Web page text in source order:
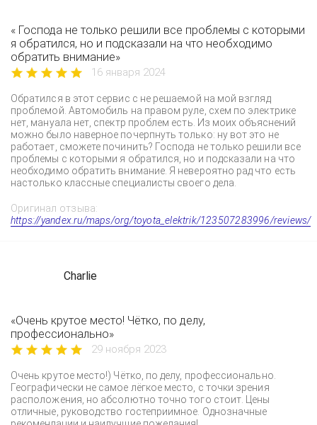
« Господа не только решили все проблемы с которыми
я обратился, но и подсказали на что необходимо
обратить внимание»
16 января 2024
Обратился в этот сервис с не решаемой на мой взгляд
проблемой. Автомобиль на правом руле, схем по электрике
нет, мануала нет, спектр проблем есть. Из моих объяснений
можно было наверное почерпнуть только: ну вот это не
работает, сможете починить? Господа не только решили все
проблемы с которыми я обратился, но и подсказали на что
необходимо обратить внимание. Я невероятно рад что есть
настолько классные специалисты своего дела.
Оригинал отзыва:
https://yandex.ru/maps/org/toyota_elektrik/123507283996/reviews/
Charlie
«Очень крутое место! Чётко, по делу,
профессионально»
29 ноября 2023
Очень крутое место!) Чётко, по делу, профессионально.
Географически не самое лёгкое место, с точки зрения
расположения, но абсолютно точно того стоит. Цены
отличные, руководство гостеприимное. Однозначные